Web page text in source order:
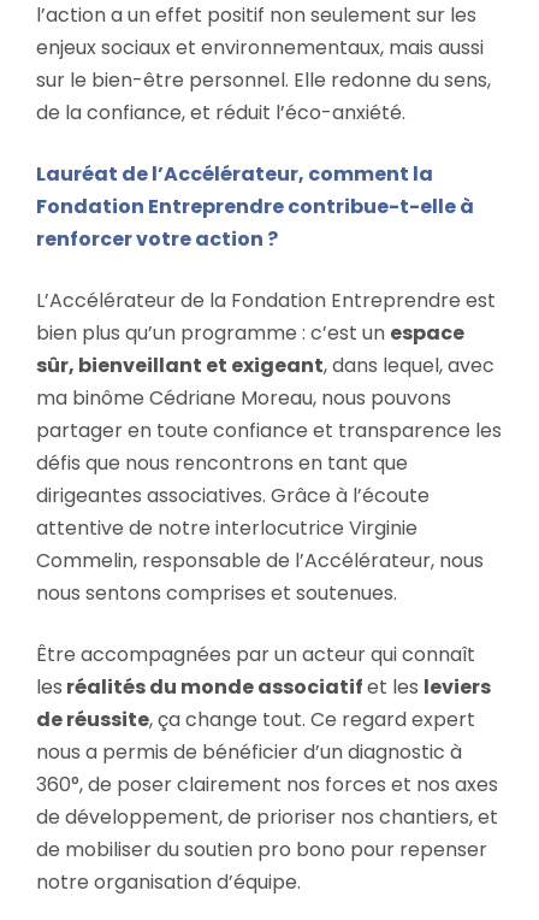
l’action a un effet positif non seulement sur les
enjeux sociaux et environnementaux, mais aussi
sur le bien-être personnel. Elle redonne du sens,
de la confiance, et réduit l’éco-anxiété.
Lauréat de l’Accélérateur, comment la
Fondation Entreprendre contribue-t-elle à
renforcer votre action ?
L’Accélérateur de la Fondation Entreprendre est
bien plus qu’un programme : c’est un espace
sûr, bienveillant et exigeant, dans lequel, avec
ma binôme Cédriane Moreau, nous pouvons
partager en toute confiance et transparence les
défis que nous rencontrons en tant que
dirigeantes associatives. Grâce à l’écoute
attentive de notre interlocutrice Virginie
Commelin, responsable de l’Accélérateur, nous
nous sentons comprises et soutenues.
Être accompagnées par un acteur qui connaît
les réalités du monde associatifet les leviers
de réussite, ça change tout. Ce regard expert
nous a permis de bénéficier d’un diagnostic à
360°, de poser clairement nos forces et nos axes
de développement, de prioriser nos chantiers, et
de mobiliser du soutien pro bono pour repenser
notre organisation d’équipe.